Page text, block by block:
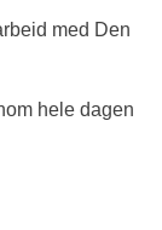
med Den
hele dagen